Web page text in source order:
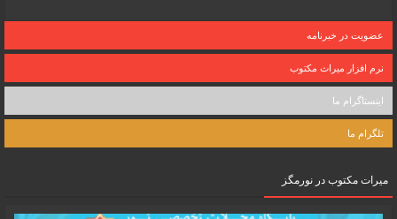
عضویت در خبرنامه
نرم افزار میراث مکتوب
اینستاگرام ما
تلگرام ما
میرات مکتوب در نورمگز